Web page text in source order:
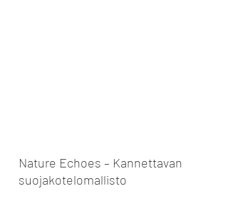
Nature Echoes – Kannettavan
suojakotelomallisto